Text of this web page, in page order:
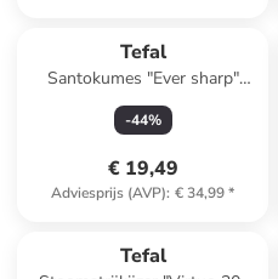
Tefal
Santokumes "Ever sharp"
zwart - (L)16,5 cm
-44%
€ 19,49
Adviesprijs (AVP): € 34,99*
Tefal